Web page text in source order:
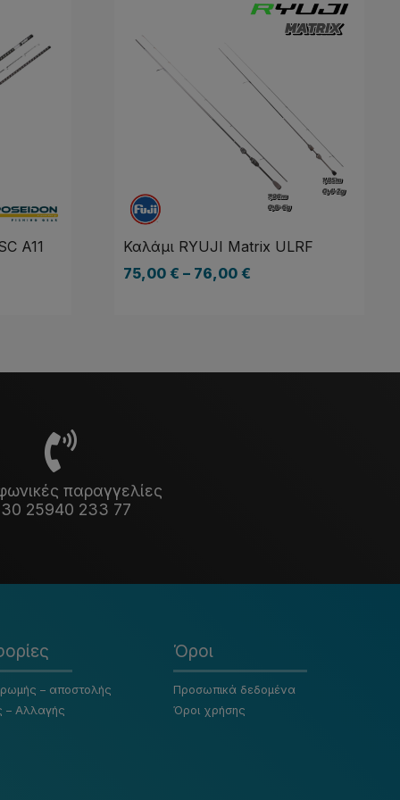
A11
Καλάμι RYUJI Matrix ULRF
75,00 € – 76,00 €
παραγγελίες
25940 233 77
– αποστολής
– Αλλαγής
Όροι
Προσωπικά δεδομένα
Όροι χρήσης